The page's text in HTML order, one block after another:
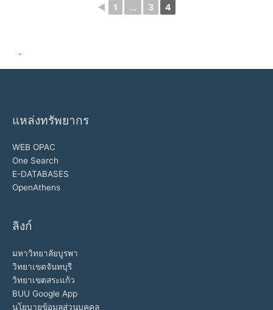
◄ 1 ... 3 4
"
แหล่งทรัพยากร
WEB OPAC
One Search
E-DATABASES
OpenAthens
ลิงก์
มหาวิทยาลัยบูรพา
วิทยาเขตจันทบุรี
วิทยาเขตสระแก้ว
BUU Google App
นโยบายข้อมูลส่วนบุคคล